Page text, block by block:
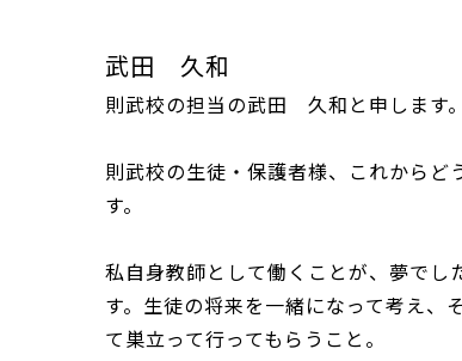
武田 久和
則武校の担当の武田 久和と申します。
則武校の生徒・保護者様、これからど
す。
私自身教師として働くことが、夢でし
す。生徒の将来を一緒になって考え、
て巣立って行ってもらうこと。